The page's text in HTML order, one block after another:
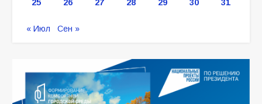
25
26 27 28 29 30 31
« Июл Сен »